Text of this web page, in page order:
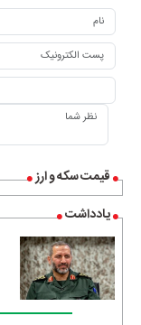
قیمت سکه و ارز
یادداشت